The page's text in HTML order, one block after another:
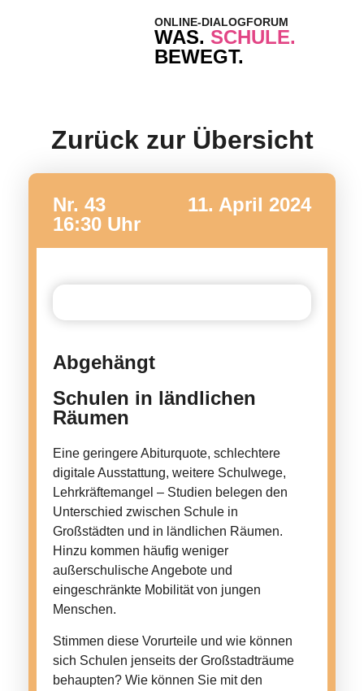
ONLINE-DIALOGFORUM
WAS. SCHULE.
BEWEGT.
Zurück zur Übersicht
Nr. 43
11. April 2024
16:30 Uhr
Abgehängt
Schulen in ländlichen
Räumen
Eine geringere Abiturquote, schlechtere
digitale Ausstattung, weitere Schulwege,
Lehrkräftemangel – Studien belegen den
Unterschied zwischen Schule in
Großstädten und in ländlichen Räumen.
Hinzu kommen häufig weniger
außerschulische Angebote und
eingeschränkte Mobilität von jungen
Menschen.
Stimmen diese Vorurteile und wie können
sich Schulen jenseits der Großstadträume
behaupten? Wie können Sie mit den